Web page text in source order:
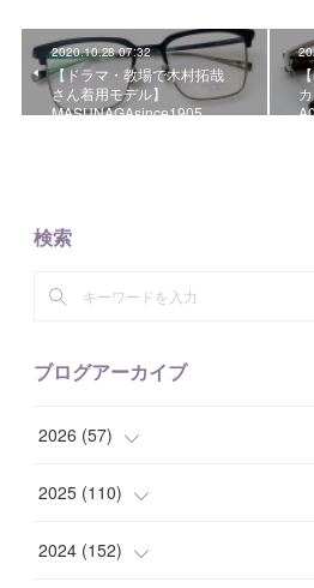
2020.10.28 07:32
【ドラマ・教場で木村拓哉
さん着用モデル】
MASUNAGAsince1905 …
検索
ブログアーカイブ
2026 (57)
( 1)
(10)
2025 (110)
(10)
2024 (152)